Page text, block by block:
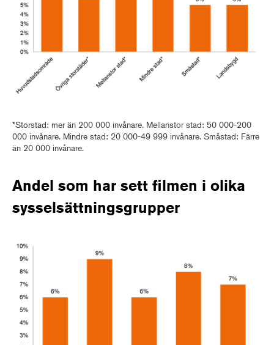
*Storstad: mer än 200 000 invånare. Mellanstor stad: 50 000-200
000 invånare. Mindre stad: 20 000-49 999 invånare. Småstad: Färre
än 20 000 invånare.
Andel som har sett filmen i olika
sysselsättningsgrupper